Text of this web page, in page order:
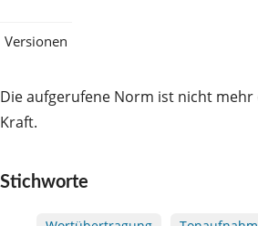
Versionen
Die aufgerufene Norm ist nicht
Kraft.
Stichworte